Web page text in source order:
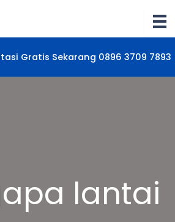
Gratis Sekarang 0896 3709 7893
lantai